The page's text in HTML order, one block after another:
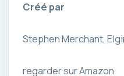
Créé par
Stephen Merchant,
regarder sur Amazon